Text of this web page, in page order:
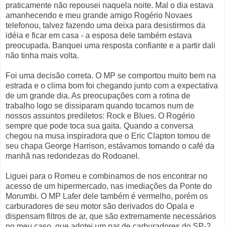
praticamente não repousei naquela noite. Mal o dia estava
amanhecendo e meu grande amigo Rogério Novaes
telefonou, talvez fazendo uma deixa para desistirmos da
idéia e ficar em casa - a esposa dele também estava
preocupada. Banquei uma resposta confiante e a partir dali
não tinha mais volta.
Foi uma decisão correta. O MP se comportou muito bem na
estrada e o clima bom foi chegando junto com a expectativa
de um grande dia. As preocupações com a rotina de
trabalho logo se dissiparam quando tocamos num de
nossos assuntos prediletos: Rock e Blues. O Rogério
sempre que pode toca sua gaita. Quando a conversa
chegou na musa inspiradora que o Eric Clapton tomou de
seu chapa George Harrison, estávamos tomando o café da
manhã nas redondezas do Rodoanel.
Liguei para o Romeu e combinamos de nos encontrar no
acesso de um hipermercado, nas imediações da Ponte do
Morumbi. O MP Lafer dele também é vermelho, porém os
carburadores de seu motor são derivados do Opala e
dispensam filtros de ar, que são extremamente necessários